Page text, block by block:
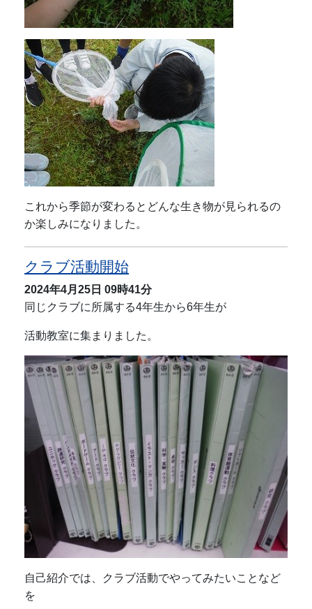
これから季節が変わるとどんな生き物が見られるの
か楽しみになりました。
クラブ活動開始
2024年4月25日 09時41分
同じクラブに所属する4年生から6年生が
活動教室に集まりました。
自己紹介では、クラブ活動でやってみたいことなど
を